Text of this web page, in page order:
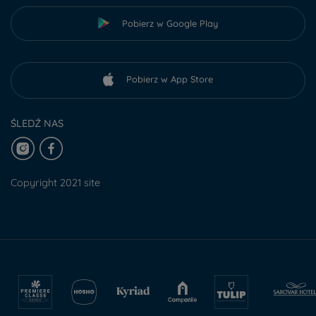
Pobierz w Google Play
Pobierz w App Store
ŚLEDŹ NAS
Copyright 2021 site